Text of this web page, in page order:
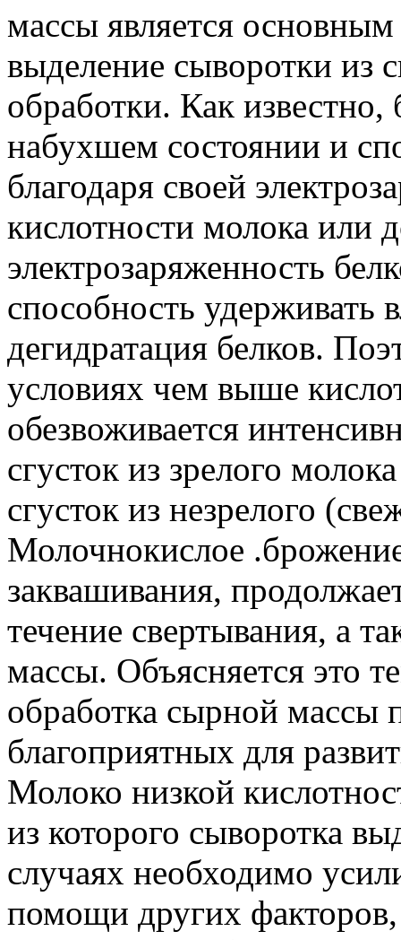
массы является
выделение сыворотки из
обработки. Как известно,
набухшем состоянии и
благодаря своей
кислотности молока или
электрозаряженность
способность удерживать
дегидратация белков.
условиях чем выше
обезвоживается
сгусток из зрелого
сгусток из незрелого
Молочнокислое
заквашивания,
течение свертывания, а
массы. Объясняется это
обработка сырной массы
благоприятных для
Молоко низкой
из которого сыворотка
случаях необходимо
помощи других